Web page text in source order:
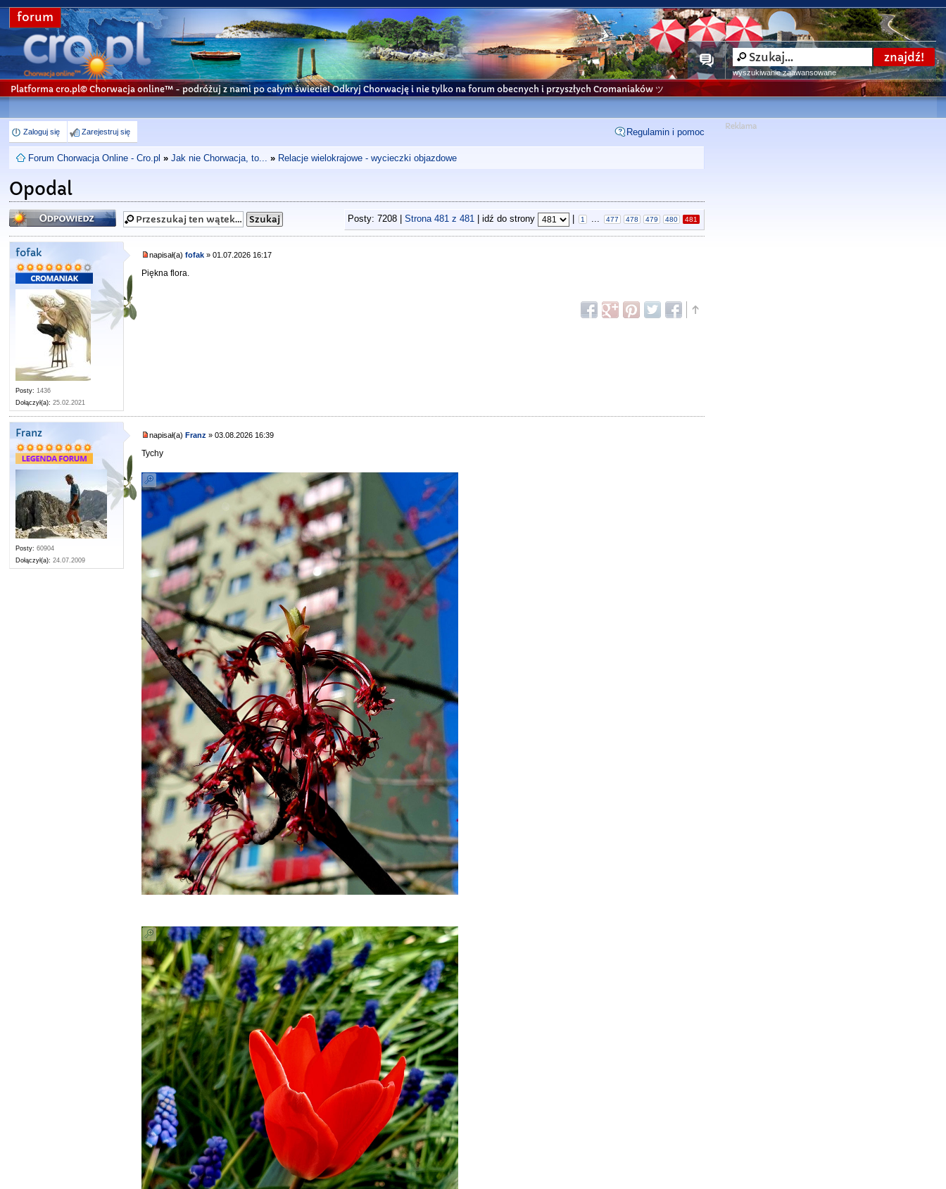
forum
wyszukiwanie zaawansowane
Platforma cro.pl© Chorwacja online™ - podróżuj z nami po całym świecie! Odkryj Chorwację i nie tylko na forum obecnych i przyszłych Cromaniaków ツ
Zaloguj się Zarejestruj się Regulamin i pomoc
Forum Chorwacja Online - Cro.pl » Jak nie Chorwacja, to... » Relacje wielokrajowe - wycieczki objazdowe
Opodal
Odpowiedz Posty: 7208 | Strona 481z 481| idź do strony 1 ... 477 478 479 480 481
fofak
Posty: 1436
Dołączył(a): 25.02.2021
napisał(a)fofak » 01.07.2026 16:17
Piękna flora.
Franz
Posty: 60904
Dołączył(a): 24.07.2009
napisał(a)Franz » 03.08.2026 16:39
Tychy